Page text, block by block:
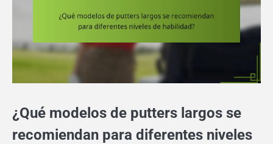
¿Qué modelos de putters largos se
recomiendan para diferentes niveles